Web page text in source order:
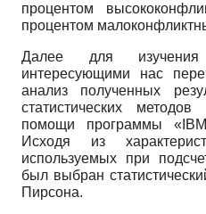
процентом
процентом
Далее для
интересующими нас
анализ полученных
статистических
помощи программы
Исходя из
используемых при
был выбран
Пирсона.